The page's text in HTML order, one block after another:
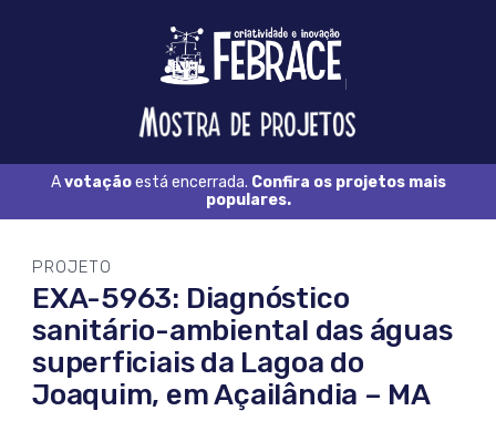
Logo
FEBRACE
Feira
Brasileira
Ciência
e
Tecnologia
Avotaçãoestá encerrada. Confira os projetos mais
populares.
PROJETO
EXA-5963: Diagnóstico
sanitário-ambiental das águas
superficiais da Lagoa do
Joaquim, em Açailândia – MA